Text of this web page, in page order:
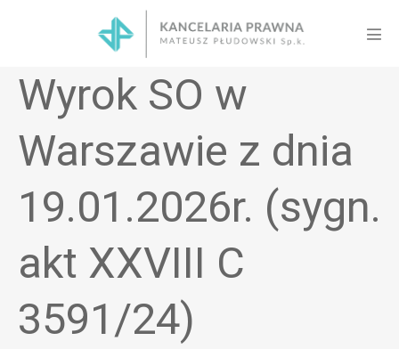
Wyrok SO w
Warszawie z dnia
19.01.2026r. (sygn.
akt XXVIII C
3591/24)